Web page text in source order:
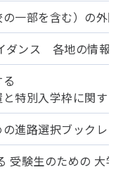
一部を含む）の外
ダンス 各地の情報
特別入学枠に関す
進路選択ブックレッ
受験生のための 大学